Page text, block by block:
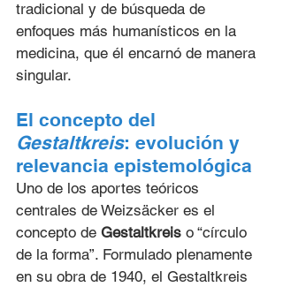
tradicional y de búsqueda de
enfoques más humanísticos en la
medicina, que él encarnó de manera
singular.
El concepto del
Gestaltkreis: evolución y
relevancia epistemológica
Uno de los aportes teóricos
centrales de Weizsäcker es el
concepto de Gestaltkreis o “círculo
de la forma”. Formulado plenamente
en su obra de 1940, el Gestaltkreis